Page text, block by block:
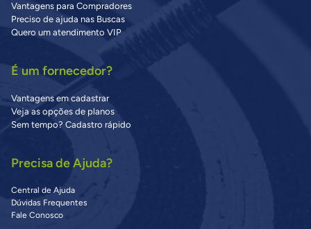
Vantagens para Compradores
Preciso de ajuda nas Buscas
Quero um atendimento VIP
É um fornecedor?
Vantagens em cadastrar
Veja as opções de planos
Sem tempo? Cadastro rápido
Precisa de Ajuda?
Central de Ajuda
Dúvidas Frequentes
Fale Conosco